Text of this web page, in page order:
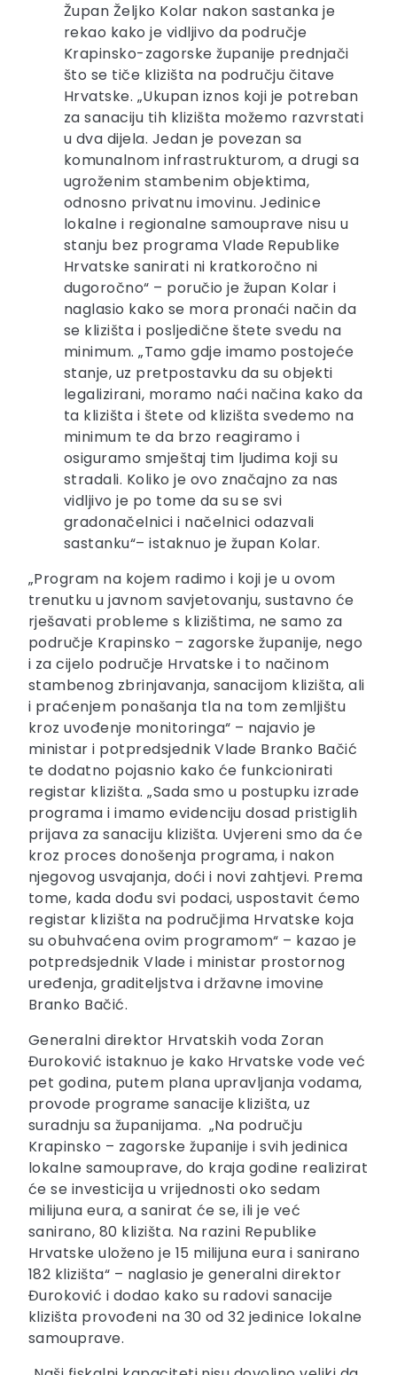
Župan Željko Kolar nakon sastanka je
rekao kako je vidljivo da područje
Krapinsko-zagorske županije prednjači
što se tiče klizišta na području čitave
Hrvatske. „Ukupan iznos koji je potreban
za sanaciju tih klizišta možemo razvrstati
u dva dijela. Jedan je povezan sa
komunalnom infrastrukturom, a drugi sa
ugroženim stambenim objektima,
odnosno privatnu imovinu. Jedinice
lokalne i regionalne samouprave nisu u
stanju bez programa Vlade Republike
Hrvatske sanirati ni kratkoročno ni
dugoročno“ – poručio je župan Kolar i
naglasio kako se mora pronaći način da
se klizišta i posljedične štete svedu na
minimum. „Tamo gdje imamo postojeće
stanje, uz pretpostavku da su objekti
legalizirani, moramo naći načina kako da
ta klizišta i štete od klizišta svedemo na
minimum te da brzo reagiramo i
osiguramo smještaj tim ljudima koji su
stradali. Koliko je ovo značajno za nas
vidljivo je po tome da su se svi
gradonačelnici i načelnici odazvali
sastanku“– istaknuo je župan Kolar.
„Program na kojem radimo i koji je u ovom
trenutku u javnom savjetovanju, sustavno će
rješavati probleme s klizištima, ne samo za
područje Krapinsko – zagorske županije, nego
i za cijelo područje Hrvatske i to načinom
stambenog zbrinjavanja, sanacijom klizišta, ali
i praćenjem ponašanja tla na tom zemljištu
kroz uvođenje monitoringa“ – najavio je
ministar i potpredsjednik Vlade Branko Bačić
te dodatno pojasnio kako će funkcionirati
registar klizišta. „Sada smo u postupku izrade
programa i imamo evidenciju dosad pristiglih
prijava za sanaciju klizišta. Uvjereni smo da će
kroz proces donošenja programa, i nakon
njegovog usvajanja, doći i novi zahtjevi. Prema
tome, kada dođu svi podaci, uspostavit ćemo
registar klizišta na područjima Hrvatske koja
su obuhvaćena ovim programom“ – kazao je
potpredsjednik Vlade i ministar prostornog
uređenja, graditeljstva i državne imovine
Branko Bačić.
Generalni direktor Hrvatskih voda Zoran
Đuroković istaknuo je kako Hrvatske vode već
pet godina, putem plana upravljanja vodama,
provode programe sanacije klizišta, uz
suradnju sa županijama. „Na području
Krapinsko – zagorske županije i svih jedinica
lokalne samouprave, do kraja godine realizirat
će se investicija u vrijednosti oko sedam
milijuna eura, a sanirat će se, ili je već
sanirano, 80 klizišta. Na razini Republike
Hrvatske uloženo je 15 milijuna eura i sanirano
182 klizišta“ – naglasio je generalni direktor
Đuroković i dodao kako su radovi sanacije
klizišta provođeni na 30 od 32 jedinice lokalne
samouprave.